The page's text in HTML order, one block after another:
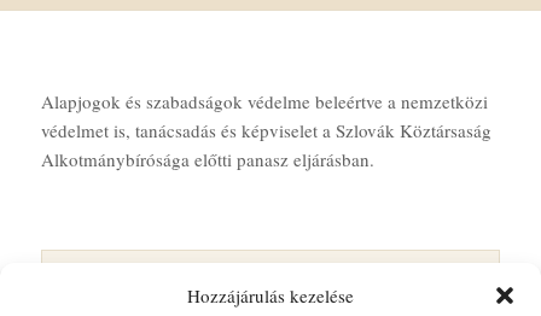
Hozzájárulás kezelése
Alapjogok és szabadságok védelme beleértve a nemzetközi
védelmet is, tanácsadás és képviselet a Szlovák Köztársaság
Alkotmánybírósága előtti panasz eljárásban.
Megbízható és professzionális jogi szolgáltatást keres?